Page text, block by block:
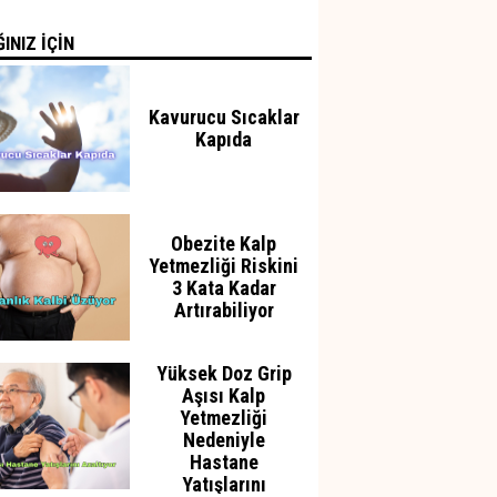
İÇİN
Kavurucu Sıcaklar
Kapıda
Obezite Kalp
Yetmezliği Riskini
3 Kata Kadar
Artırabiliyor
Yüksek Doz Grip
Aşısı Kalp
Yetmezliği
Nedeniyle
Hastane
Yatışlarını